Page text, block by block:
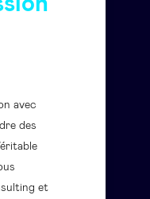
avec
des
et